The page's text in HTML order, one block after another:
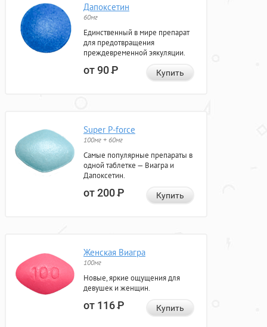
Дапоксетин
60мг
Единственный в мире препарат
для предотвращения
преждевременной эякуляции.
от 90Р Купить
Super P-force
100мг + 60мг
Самые популярные препараты в
одной таблетке — Виагра и
Дапоксетин.
от 200Р Купить
Женская Виагра
100мг
Новые, яркие ощущения для
девушек и женщин.
от 116Р Купить